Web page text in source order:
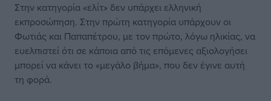
Στην κατηγορία «ελίτ» δεν υπάρχει ελληνική
εκπροσώπηση. Στην πρώτη κατηγορία υπάρχουν οι
Φωτιάς και Παπαπέτρου, με τον πρώτο, λόγω ηλικίας, να
ευελπιστεί ότι σε κάποια από τις επόμενες αξιολογήσει
μπορεί να κάνει το «μεγάλο βήμα», που δεν έγινε αυτή
τη φορά.